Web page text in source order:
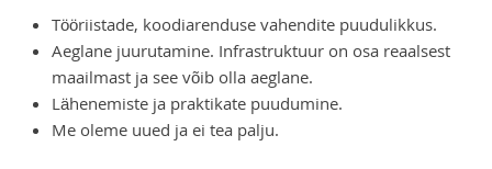
Tööriistade, koodiarenduse vahendite puudulikkus.
Aeglane juurutamine. Infrastruktuur on osa reaalsest
maailmast ja see võib olla aeglane.
Lähenemiste ja praktikate puudumine.
Me oleme uued ja ei tea palju.